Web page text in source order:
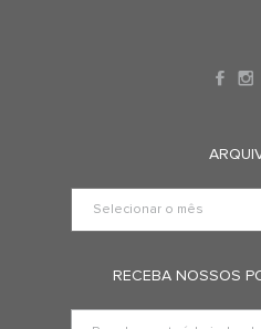
RECEBA NOSSOS